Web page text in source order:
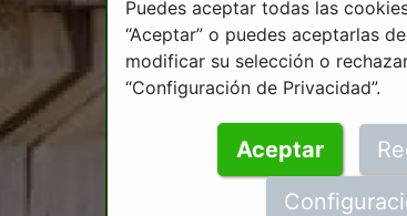
Puedes aceptar todas las
“Aceptar” o puedes aceptarlas
modificar su selección o
“Configuración de Privacidad”.
Aceptar